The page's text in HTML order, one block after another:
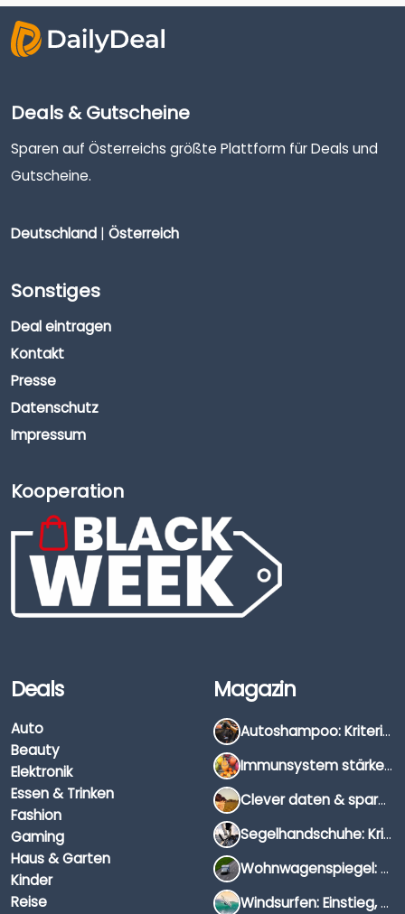
Deals & Gutscheine
Sparen auf Österreichs größte Plattform für Deals und
Gutscheine.
Deutschland | Österreich
Sonstiges
Deal eintragen
Kontakt
Presse
Datenschutz
Impressum
Kooperation
Deals
Auto
Beauty
Elektronik
Essen & Trinken
Fashion
Gaming
Haus & Garten
Kinder
Reise
Magazin
Autoshampoo: Kriterien, Unterschiede & Anwendung
Immunsystem stärken: Hausmittel, Vitamine & Wissenswertes
Clever daten & sparen: So findest du die besten Deals für Dates und Unternehmungen
Segelhandschuhe: Kriterien, Materialien & Tipps
Wohnwagenspiegel: Auswahl, Preise & Montage
Windsurfen: Einstieg, Ausrüstung & Tipps